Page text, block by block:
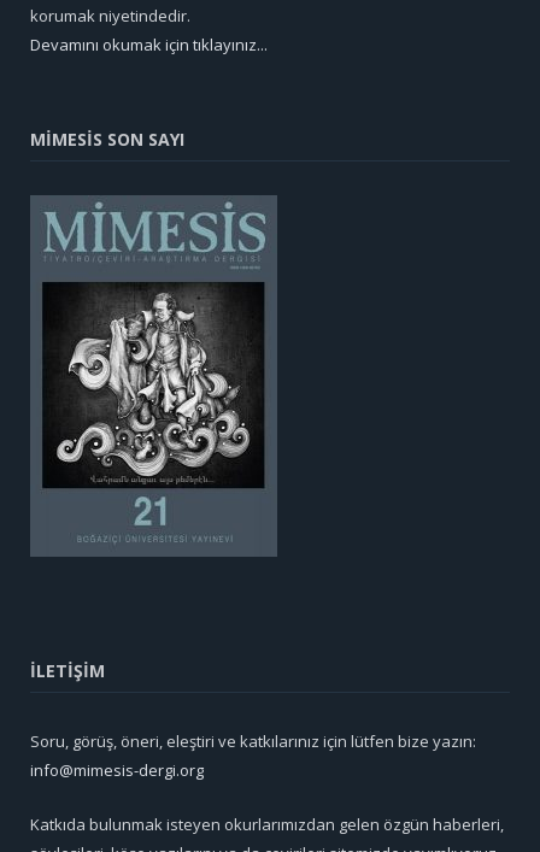
korumak niyetindedir.
Devamını okumak için tıklayınız...
MİMESİS SON SAYI
İLETİŞİM
Soru, görüş, öneri, eleştiri ve katkılarınız için lütfen bize yazın:
info@mimesis-dergi.org
Katkıda bulunmak isteyen okurlarımızdan gelen özgün haberleri,